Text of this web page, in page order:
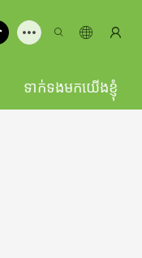
ទាក់ទងមកយើងខ្ញុំ